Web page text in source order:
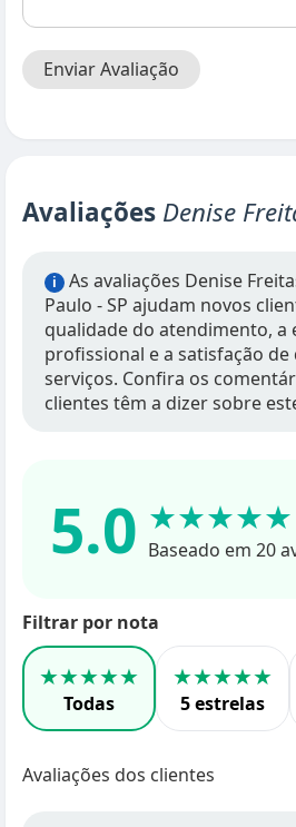
Enviar Avaliação
Avaliações Denise
i
As avaliações Denise
Paulo - SP ajudam novos
qualidade do atendimento, a
profissional e a satisfação
serviços. Confira os
clientes têm a dizer sobre
5.0 ★★★★★
Baseado em 20
Filtrar por nota
★★★★★
Todas
★★★★★
5 estrelas
Avaliações dos clientes